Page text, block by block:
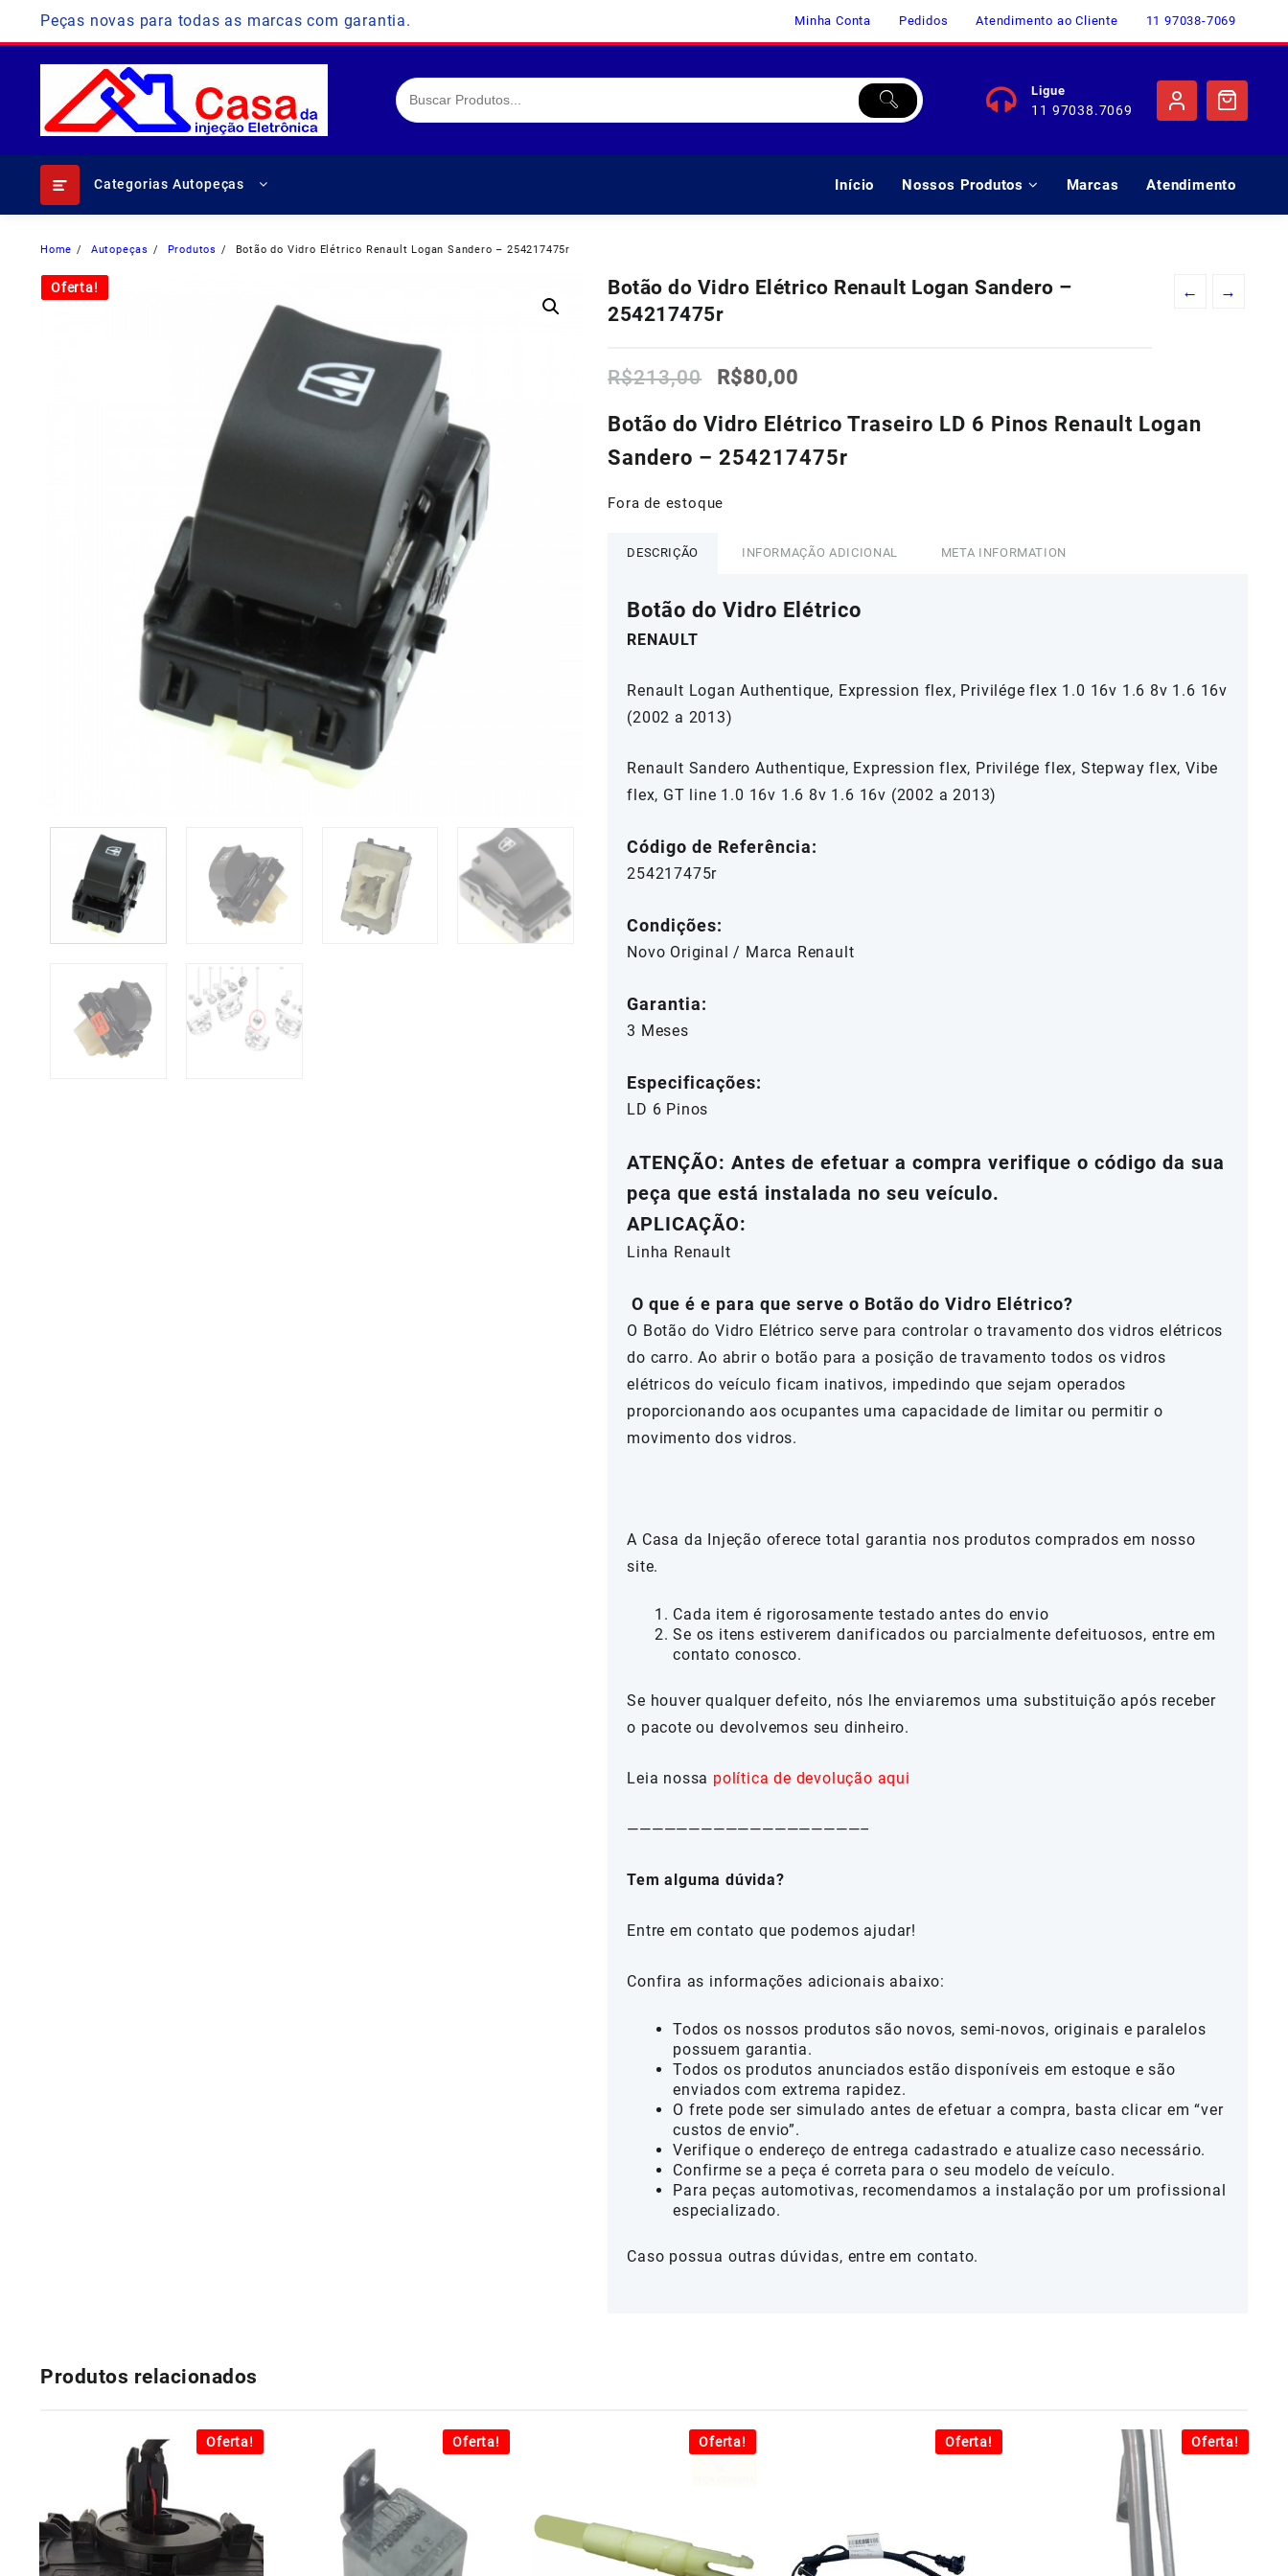
content
Peças novas para todas as marcas com garantia. Minha Conta Pedidos Atendimento ao Cliente 11 97038-7069
Ligue
11 97038.7069
Categorias Autopeças Início Nossos Produtos Marcas Atendimento
Home Autopeças Produtos Botão do Vidro Elétrico Renault Logan Sandero – 254217475r
Oferta! ← →
Botão do Vidro Elétrico Renault Logan Sandero –
254217475r
R$213,00
O
original
era:
R$213,00.
R$80,00
atual
é:
R$80,00.
Botão do Vidro Elétrico Traseiro LD 6 Pinos Renault Logan
Sandero – 254217475r
Fora de estoque
DESCRIÇÃO INFORMAÇÃO ADICIONAL META INFORMATION
Botão do Vidro Elétrico
RENAULT
Renault Logan Authentique, Expression flex, Privilége flex 1.0 16v 1.6 8v 1.6 16v
(2002 a 2013)
Renault Sandero Authentique, Expression flex, Privilége flex, Stepway flex, Vibe
flex, GT line 1.0 16v 1.6 8v 1.6 16v (2002 a 2013)
Código de Referência:
254217475r
Condições:
Novo Original / Marca Renault
Garantia:
3 Meses
Especificações:
LD 6 Pinos
ATENÇÃO: Antes de efetuar a compra verifique o código da sua
peça que está instalada no seu veículo.
APLICAÇÃO:
Linha Renault
O que é e para que serve o Botão do Vidro Elétrico?
O Botão do Vidro Elétrico serve para controlar o travamento dos vidros elétricos
do carro. Ao abrir o botão para a posição de travamento todos os vidros
elétricos do veículo ficam inativos, impedindo que sejam operados
proporcionando aos ocupantes uma capacidade de limitar ou permitir o
movimento dos vidros.
A Casa da Injeção oferece total garantia nos produtos comprados em nosso
site.
Cada item é rigorosamente testado antes do envio
Se os itens estiverem danificados ou parcialmente defeituosos, entre em
contato conosco.
Se houver qualquer defeito, nós lhe enviaremos uma substituição após receber
o pacote ou devolvemos seu dinheiro.
Leia nossa política de devolução aqui
———————————————————–
Tem alguma dúvida?
Entre em contato que podemos ajudar!
Confira as informações adicionais abaixo:
Todos os nossos produtos são novos, semi-novos, originais e paralelos
possuem garantia.
Todos os produtos anunciados estão disponíveis em estoque e são
enviados com extrema rapidez.
O frete pode ser simulado antes de efetuar a compra, basta clicar em “ver
custos de envio”.
Verifique o endereço de entrega cadastrado e atualize caso necessário.
Confirme se a peça é correta para o seu modelo de veículo.
Para peças automotivas, recomendamos a instalação por um profissional
especializado.
Caso possua outras dúvidas, entre em contato.
Oferta!
Produtos relacionados
Oferta! Oferta! Oferta! Oferta! Oferta!